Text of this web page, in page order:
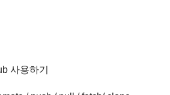
사용하기